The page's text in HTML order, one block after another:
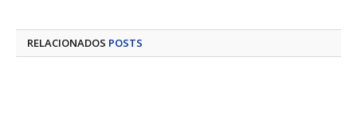
RELACIONADOS POSTS